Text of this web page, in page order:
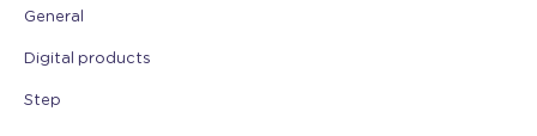
General
Digital products
Step